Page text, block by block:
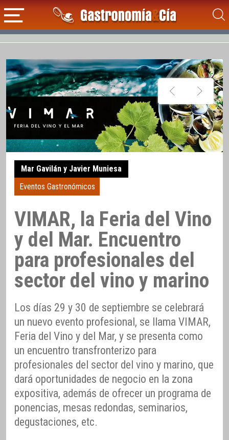
Mar Gavilán y Javier Muniesa
Eventos Gastronómicos
VIMAR, la Feria del Vino
y del Mar. Encuentro
para profesionales del
sector del vino y marino
Los días 29 y 30 de septiembre se celebrará
un nuevo evento profesional, se llama VIMAR,
Feria del Vino y del Mar, y se presenta como
un encuentro transfronterizo para
profesionales del sector del vino y marino, que
dará oportunidades de negocio en la zona
expositiva, además de ofrecer un programa de
ponencias, mesas redondas, seminarios,
degustaciones, etc.